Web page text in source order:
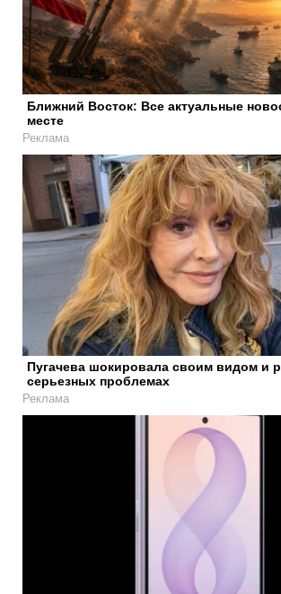
Ближний Восток: Все актуальные
месте
Реклама
Пугачева шокировала своим видом и
серьезных проблемах
Реклама